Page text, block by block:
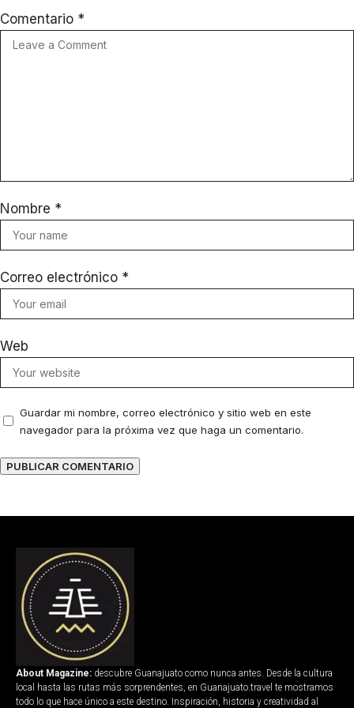
Comentario *
Nombre *
Correo electrónico *
Web
Guardar mi nombre, correo electrónico y sitio web en este
navegador para la próxima vez que haga un comentario.
About Magazine: descubre Guanajuato como nunca antes. Desde la cultura
local hasta las rutas más sorprendentes, en Guanajuato.travel te mostramos
todo lo que hace único a este destino. Inspiración, historia y creatividad al